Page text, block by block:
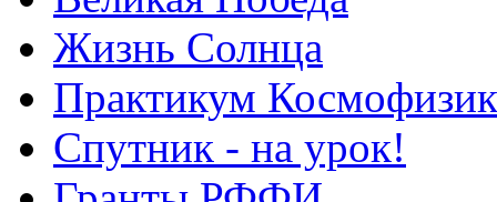
Жизнь Солнца
Практикум
Спутник - на урок!